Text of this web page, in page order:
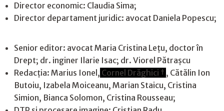
Director economic: Claudia Sima;
Director departament juridic: avocat Daniela Popescu;
Senior editor: avocat Maria Cristina Leţu, doctor în
Drept; dr. inginer Ilarie Isac; dr. Viorel Pătrașcu
Redacţia: Marius Ionel, Cornel Drăghici † , Cătălin Ion
Butoiu, Izabela Moiceanu, Marian Staicu, Cristina
Simion, Bianca Solomon, Cristina Rousseau;